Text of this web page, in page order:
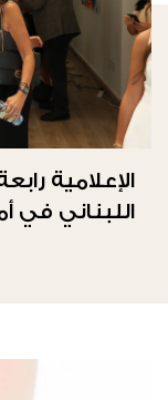
الإعلامية
اللبناني في